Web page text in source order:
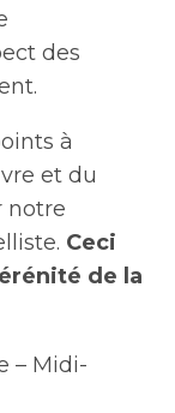
des
à
et du
notre
Ceci
de la
– Midi-